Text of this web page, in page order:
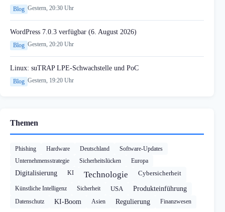
Blog Gestern, 20:30 Uhr
WordPress 7.0.3 verfügbar (6. August 2026)
Blog Gestern, 20:20 Uhr
Linux: suTRAP LPE-Schwachstelle und PoC
Blog Gestern, 19:20 Uhr
Themen
Phishing Hardware Deutschland
Software-Updates
Unternehmensstrategie
Sicherheitslücken Europa
Digitalisierung KI Technologie Cybersicherheit
Künstliche Intelligenz Sicherheit USA Produkteinführung
Datenschutz KI-Boom Asien Regulierung Finanzwesen